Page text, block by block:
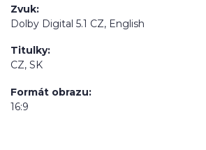
Zvuk
Dolby Digital 5.1 CZ, English
Titulky
CZ, SK
Formát obrazu
16:9